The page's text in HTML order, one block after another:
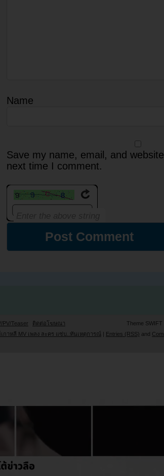
Name
Save my name, email, and
next time I comment.
PV/Teaser ติดต่อโฆษณา Theme SWIFT
กาหลี MV เพลง ละคร แซ่บ..ทันเหตุการณ์ | Entries (RSS) and